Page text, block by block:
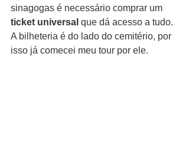
sinagogas é necessário comprar um
ticket universal que dá acesso a tudo.
A bilheteria é do lado do cemitério, por
isso já comecei meu tour por ele.